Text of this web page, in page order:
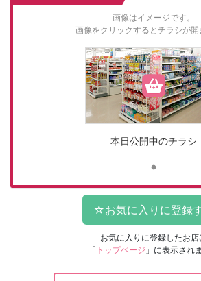
画像はイメージです。
画像をクリックするとチラシが開
本日公開中のチラシ
お気に入りに登録したお店
「 トップページ 」に表示され